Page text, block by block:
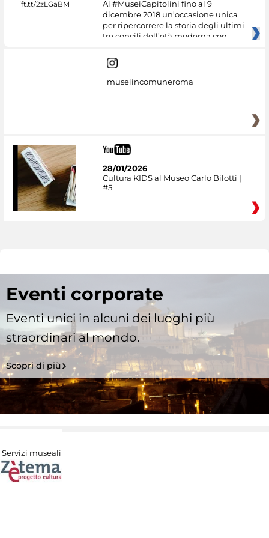
Ai #MuseiCapitolini fino al 9
dicembre 2018 un’occasione unica
per ripercorrere la storia degli ultimi
tre concili dell’età moderna con
museiincomuneroma
28/01/2026
Cultura KIDS al Museo Carlo Bilotti |
#5
Eventi corporate
Eventi unici in alcuni dei luoghi più
straordinari al mondo.
Scopri di più
Servizi museali